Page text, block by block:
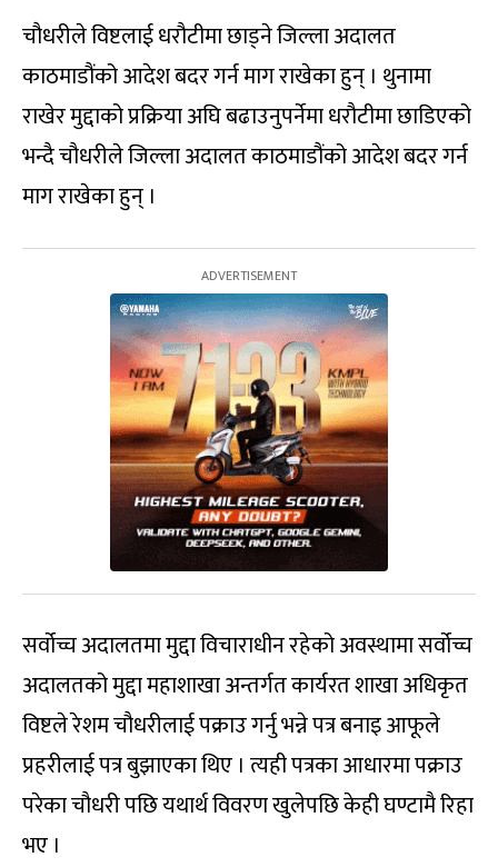
चौधरीले विष्टलाई धरौटीमा छाड्ने जिल्ला अदालत
काठमाडौंको आदेश बदर गर्न माग राखेका हुन् । थुनामा
राखेर मुद्दाको प्रक्रिया अघि बढाउनुपर्नेमा धरौटीमा छाडिएको
भन्दै चौधरीले जिल्ला अदालत काठमाडौंको आदेश बदर गर्न
माग राखेका हुन् ।
सर्वोच्च अदालतमा मुद्दा विचाराधीन रहेको अवस्थामा सर्वोच्च
अदालतको मुद्दा महाशाखा अन्तर्गत कार्यरत शाखा अधिकृत
विष्टले रेशम चौधरीलाई पक्राउ गर्नु भन्ने पत्र बनाइ आफूले
प्रहरीलाई पत्र बुझाएका थिए । त्यही पत्रका आधारमा पक्राउ
परेका चौधरी पछि यथार्थ विवरण खुलेपछि केही घण्टामै रिहा
भए ।